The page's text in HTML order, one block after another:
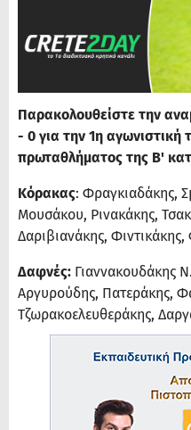
Παρακολουθείστε την
- 0 για την 1η αγωνιστική
πρωταθλήματος της Β'
Κόρακας: Φραγκιαδάκης,
Μουσάκου, Ρινακάκης,
Δαριβιανάκης,
Δαφνές: Γιαννακουδάκης
Αργυρούδης, Πατεράκης,
Τζωρακοελευθεράκης,